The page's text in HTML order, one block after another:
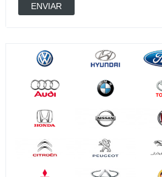
ENVIAR